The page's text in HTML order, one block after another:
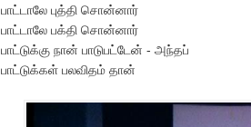
பாட்டாலே புத்தி சொன்னார்
பாட்டாலே பக்தி சொன்னார்
பாட்டுக்கு நான் பாடுபட்டேன் - அந்தப்
பாட்டுக்கள் பலவிதம் தான்